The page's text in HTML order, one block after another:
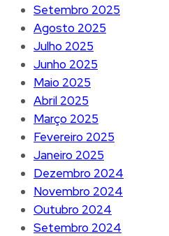
Setembro 2025
Agosto 2025
Julho 2025
Junho 2025
Maio 2025
Abril 2025
Março 2025
Fevereiro 2025
Janeiro 2025
Dezembro 2024
Novembro 2024
Outubro 2024
Setembro 2024